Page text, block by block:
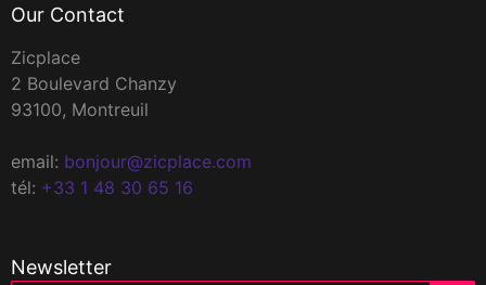
Our Contact
Zicplace
2 Boulevard Chanzy
93100, Montreuil
email: bonjour@zicplace.com
tél: +33 1 48 30 65 16
Newsletter